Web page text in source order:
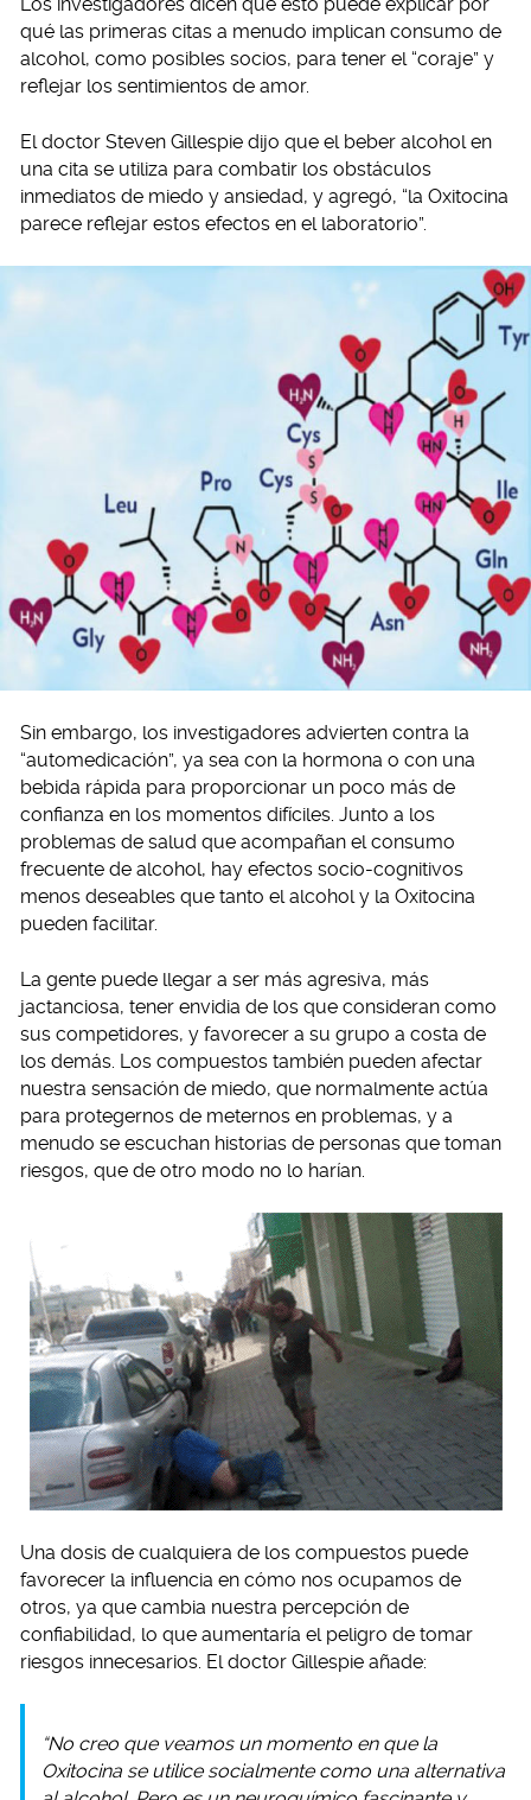
qué las primeras citas a menudo implican consumo de
alcohol, como posibles socios, para tener el “coraje” y
reflejar los sentimientos de amor.
El doctor Steven Gillespie dijo que el beber alcohol en
una cita se utiliza para combatir los obstáculos
inmediatos de miedo y ansiedad, y agregó, “la Oxitocina
parece reflejar estos efectos en el laboratorio”.
Sin embargo, los investigadores advierten contra la
“automedicación”, ya sea con la hormona o con una
bebida rápida para proporcionar un poco más de
confianza en los momentos difíciles. Junto a los
problemas de salud que acompañan el consumo
frecuente de alcohol, hay efectos socio-cognitivos
menos deseables que tanto el alcohol y la Oxitocina
pueden facilitar.
La gente puede llegar a ser más agresiva, más
jactanciosa, tener envidia de los que consideran como
sus competidores, y favorecer a su grupo a costa de
los demás. Los compuestos también pueden afectar
nuestra sensación de miedo, que normalmente actúa
para protegernos de meternos en problemas, y a
menudo se escuchan historias de personas que toman
riesgos, que de otro modo no lo harían.
Una dosis de cualquiera de los compuestos puede
favorecer la influencia en cómo nos ocupamos de
otros, ya que cambia nuestra percepción de
confiabilidad, lo que aumentaría el peligro de tomar
riesgos innecesarios. El doctor Gillespie añade:
“No creo que veamos un momento en que la
Oxitocina se utilice socialmente como una alternativa